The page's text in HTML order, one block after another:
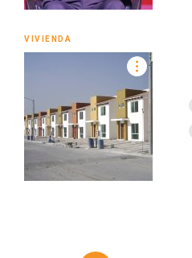
VIVIENDA